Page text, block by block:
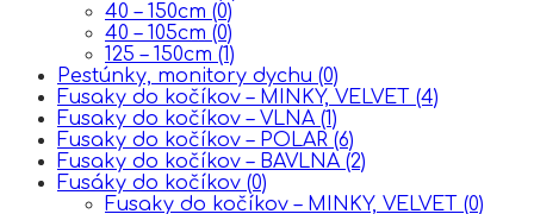
40 – 150cm (0)
40 – 105cm (0)
125 – 150cm (1)
Pestúnky, monitory dychu (0)
Fusaky do kočíkov – MINKY, VELVET (4)
Fusaky do kočíkov – VLNA (1)
Fusaky do kočíkov – POLAR (6)
Fusaky do kočíkov – BAVLNA (2)
Fusáky do kočíkov (0)
Fusaky do kočíkov – MINKY, VELVET (0)